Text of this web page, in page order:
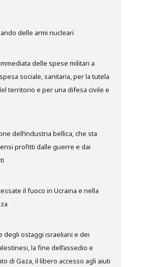
delle armi nucleari
delle spese militari a
sociale, sanitaria, per la tutela
territorio e per una difesa civile e
dell’industria bellica, che sta
profitti dalle guerre e dai
il fuoco in Ucraina e nella
degli ostaggi israeliani e dei
la fine dell’assedio e
di Gaza, il libero accesso agli aiuti